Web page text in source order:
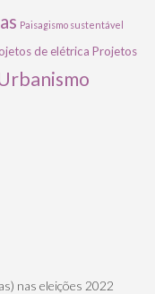
Paisagismo sustentável
de elétrica Projetos
nas eleições 2022